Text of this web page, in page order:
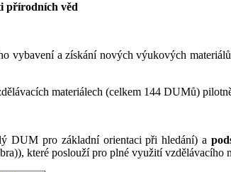
přírodních věd
vybavení a získání nových výukových
materiálech (celkem 144 DUMů)
DUM pro základní orientaci při hledání) a
které poslouží pro plné využití vzdělávacího